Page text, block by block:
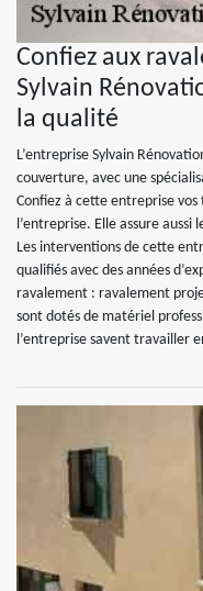
Confiez aux
Sylvain
la qualité
L’entreprise Sylvain
couverture, avec une
Confiez à cette entreprise
l’entreprise. Elle assure
Les interventions de cette
qualifiés avec des années
ravalement : ravalement
sont dotés de matériel
l’entreprise savent travailler